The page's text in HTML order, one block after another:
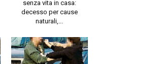
senza vita in casa:
decesso per cause
naturali,...